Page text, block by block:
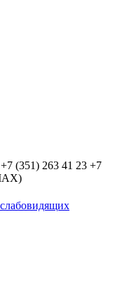
+7 (351) 263 41 23 +7